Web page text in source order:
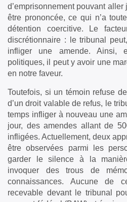
d’emprisonnement pouvant aller
être prononcée, ce qui n’a
détention coercitive. Le
discrétionnaire : le tribunal
infliger une amende. Ainsi,
politiques, il peut y avoir une
en notre faveur.
Toutefois, si un témoin refuse
d’un droit valable de refus, le
temps infliger à nouveau une
jour, des amendes allant de
infligées. Actuellement, deux
être observées parmi les
garder le silence à la
invoquer des trous de
connaissances. Aucune de
recevable devant le tribunal